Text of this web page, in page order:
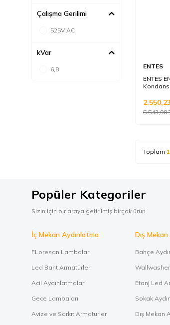
Çalışma Gerilimi
525V AC
kVar
6,8
ENTES
ENTES
5.543,98
2.550,23
Toplam 1
Popüler Kategoriler
Sizin için bir araya getirilmiş birçok ürün
İç Mekan Aydınlatma
FLoresan Lambalar
Led Bant Armatürler
Acil Aydınlatmalar
Gece Lambaları
Avize ve Sarkıt Armatürler
Dış
Bahçe
Etanj Led
Sokak
Dış Mekan